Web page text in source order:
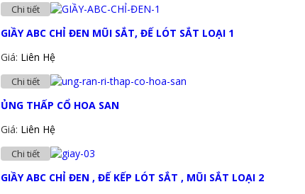
Chi tiết
GIẦY ABC CHỈ ĐEN MŨI SẮT, ĐẾ LÓT SẮT LOẠI 1
Giá: Liên Hệ
Chi tiết
ỦNG THẤP CỔ HOA SAN
Giá: Liên Hệ
Chi tiết
GIẦY ABC CHỈ ĐEN , ĐẾ KẾP LÓT SẮT , MŨI SẮT LOẠI 2